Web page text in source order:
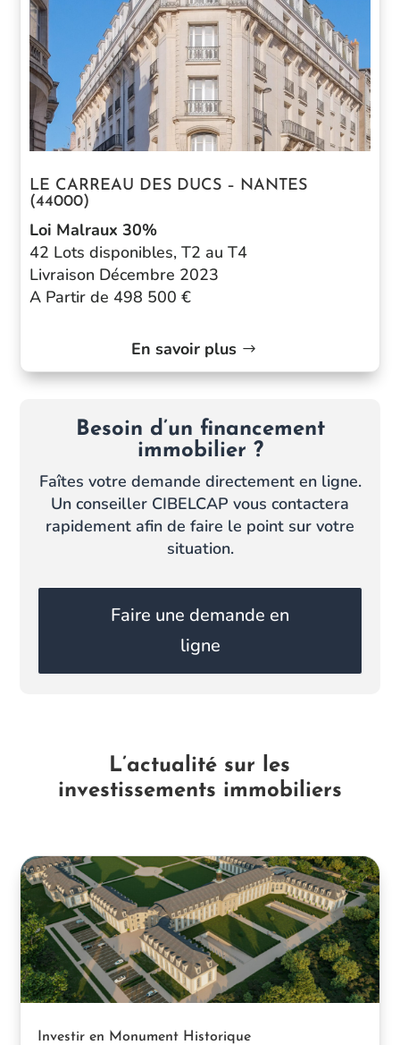
LE CARREAU DES DUCS – NANTES
(44000)
Loi Malraux 30%
42 Lots disponibles, T2 au T4
Livraison Décembre 2023
A Partir de 498 500 €
En savoir plus
Besoin d’un financement
immobilier ?
Faîtes votre demande directement en ligne.
Un conseiller CIBELCAP vous contactera
rapidement afin de faire le point sur votre
situation.
Faire une demande en
ligne
L’actualité sur les
investissements immobiliers
Investir en Monument Historique